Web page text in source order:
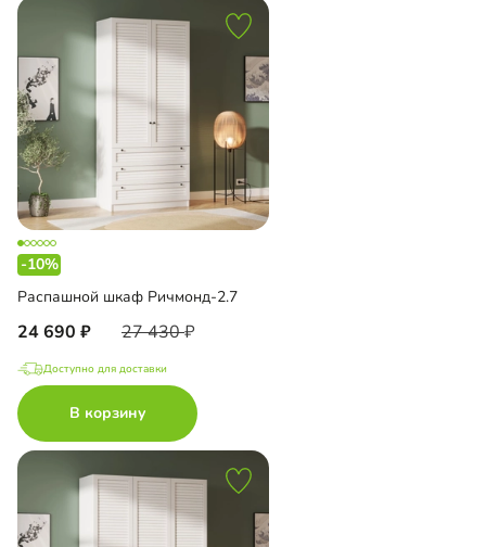
-10%
Распашной шкаф Ричмонд-2.7
24 690 27 430
Доступно для доставки
В корзину